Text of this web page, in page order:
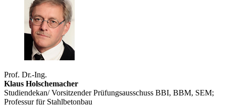
Prof. Dr.-Ing.
Klaus Holschemacher
Studiendekan/ Vorsitzender Prüfungsausschuss BBI, BBM, SEM;
Professur für Stahlbetonbau